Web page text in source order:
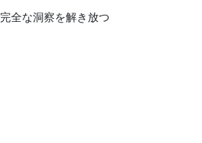
完全な洞察を解き放つ